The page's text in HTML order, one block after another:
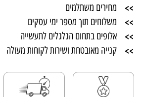
>> מחירים משתלמים
>> משלוחים תוך מספר ימי עסקים
>> אלופים בתחום הגלגלים לתעשייה
>> קנייה מאובטחת ושירות לקוחות מעולה